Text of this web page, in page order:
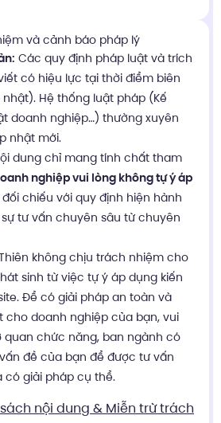
và cảnh báo pháp lý
Các quy định pháp luật và trích
có hiệu lực tại thời điểm biên
Hệ thống luật pháp (Kế
doanh nghiệp…) thường xuyên
nhật mới.
dung chỉ mang tính chất tham
nghiệp vui lòng không tự ý áp
chiếu với quy định hiện hành
tư vấn chuyên sâu từ chuyên
không chịu trách nhiệm cho
sinh từ việc tự ý áp dụng kiến
Để có giải pháp an toàn và
cho doanh nghiệp của bạn, vui
quan chức năng, ban ngành có
đề của bạn để được tư vấn
có giải pháp cụ thể.
nội dung & Miễn trừ trách